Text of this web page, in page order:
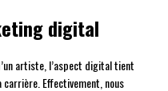
digital
artiste, l’aspect digital tient
carrière. Effectivement, nous